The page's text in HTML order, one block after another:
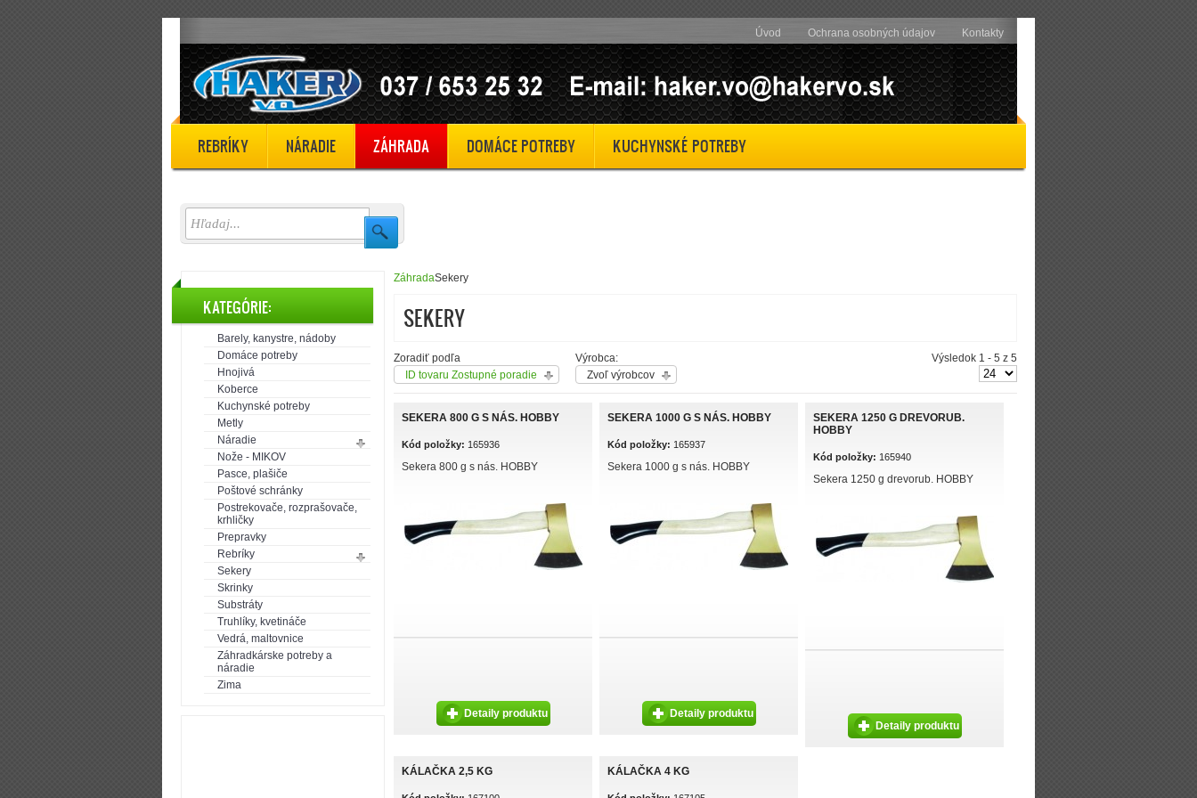
Úvod Ochrana osobných údajov Kontakty
REBRÍKY NÁRADIE ZÁHRADA DOMÁCE POTREBY KUCHYNSKÉ POTREBY
KATEGÓRIE:
Barely, kanystre, nádoby
Domáce potreby
Hnojivá
Koberce
Kuchynské potreby
Metly
Náradie
Nože - MIKOV
Pasce, plašiče
Poštové schránky
Postrekovače, rozprašovače,
krhličky
Prepravky
Rebríky
Sekery
Skrinky
Substráty
Truhlíky, kvetináče
Vedrá, maltovnice
Záhradkárske potreby a
náradie
Zima
ZáhradaSekery
SEKERY
Zoradiť podľa
ID tovaru Zostupné poradie
Výrobca:
Zvoľ výrobcov
Výsledok 1 - 5 z 5
SEKERA 800 G S NÁS. HOBBY
Kód položky: 165936
Sekera 800 g s nás. HOBBY
Detaily produktu
SEKERA 1000 G S NÁS. HOBBY
Kód položky: 165937
Sekera 1000 g s nás. HOBBY
Detaily produktu
SEKERA 1250 G DREVORUB.
HOBBY
Kód položky: 165940
Sekera 1250 g drevorub. HOBBY
Detaily produktu
KÁLAČKA 2,5 KG KÁLAČKA 4 KG